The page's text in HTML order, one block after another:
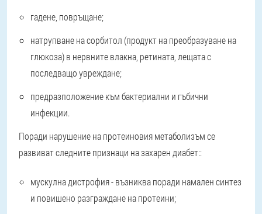
гадене, повръщане;
натрупване на сорбитол (продукт на преобразуване на
глюкоза) в нервните влакна, ретината, лещата с
последващо увреждане;
предразположение към бактериални и гъбични
инфекции.
Поради нарушение на протеиновия метаболизъм се
развиват следните признаци на захарен диабет::
мускулна дистрофия - възниква поради намален синтез
и повишено разграждане на протеини;